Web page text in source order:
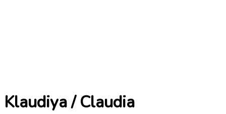
Klaudiya / Claudia